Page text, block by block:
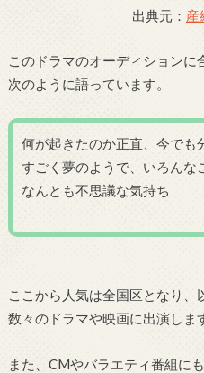
出典元： 産
このドラマのオーディションに
次のように語っています。
何が起きたのか正直、今でも
すごく夢のようで、いろんな
なんとも不思議な気持ち
ここから人気は全国区となり、
数々のドラマや映画に出演しま
また、CMやバラエティ番組にも